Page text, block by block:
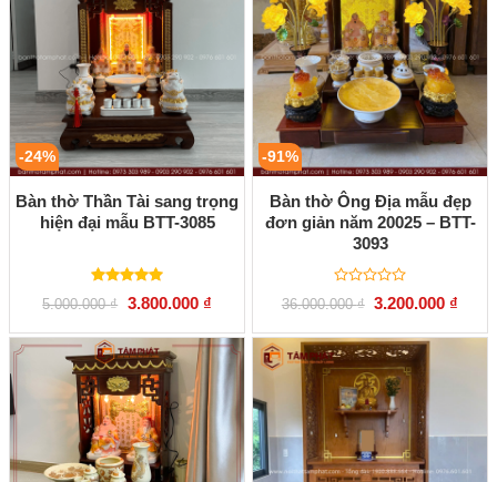
-24%
Bàn thờ Thần Tài sang trọng
hiện đại mẫu BTT-3085
Được xếp
hạng5.00
5.000.000₫ Giá
gốc
là:
5.000.000 ₫.
3.800.000 ₫Giá
tại
là:
3.800.000 ₫.
-91%
Bàn thờ Ông Địa mẫu đẹp
đơn giản năm 20025 – BTT-
3093
Được
xếp
0
5
sao
36.000.000₫ Giá
gốc
là:
36.000.000 ₫.
3.200.000 ₫
tại
là: